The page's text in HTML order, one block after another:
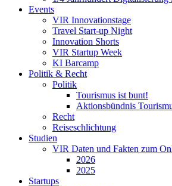
Events
VIR Innovationstage
Travel Start-up Night
Innovation Shorts
VIR Startup Week
KI Barcamp
Politik & Recht
Politik
Tourismus ist bunt!
Aktionsbündnis
Recht
Reiseschlichtung
Studien
VIR Daten und Fakten zum
2026
2025
Startups